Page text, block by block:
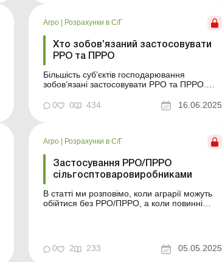
Агро Розрахунки в С/Г
Хто зобов’язаний застосовувати
РРО та ПРРО
Більшість суб’єктів господарювання
зобов’язані застосовувати РРО та ПРРО.
– єдинників першої групи. Також обійтися
без реєстраторів можна в окремих
застосування РРО викладено в Зако...
0 0 434 16.06.2025
Агро Розрахунки в С/Г
Застосування РРО/ПРРО
сільгосптоваровиробниками
В статті ми розповімо, коли аграрії можуть
обійтися без РРО/ПРРО, а коли повинні
винятки, порядок роботи з книгами обліку
розрахункових операцій та розрахунковими
0 2 233 05.05.2025